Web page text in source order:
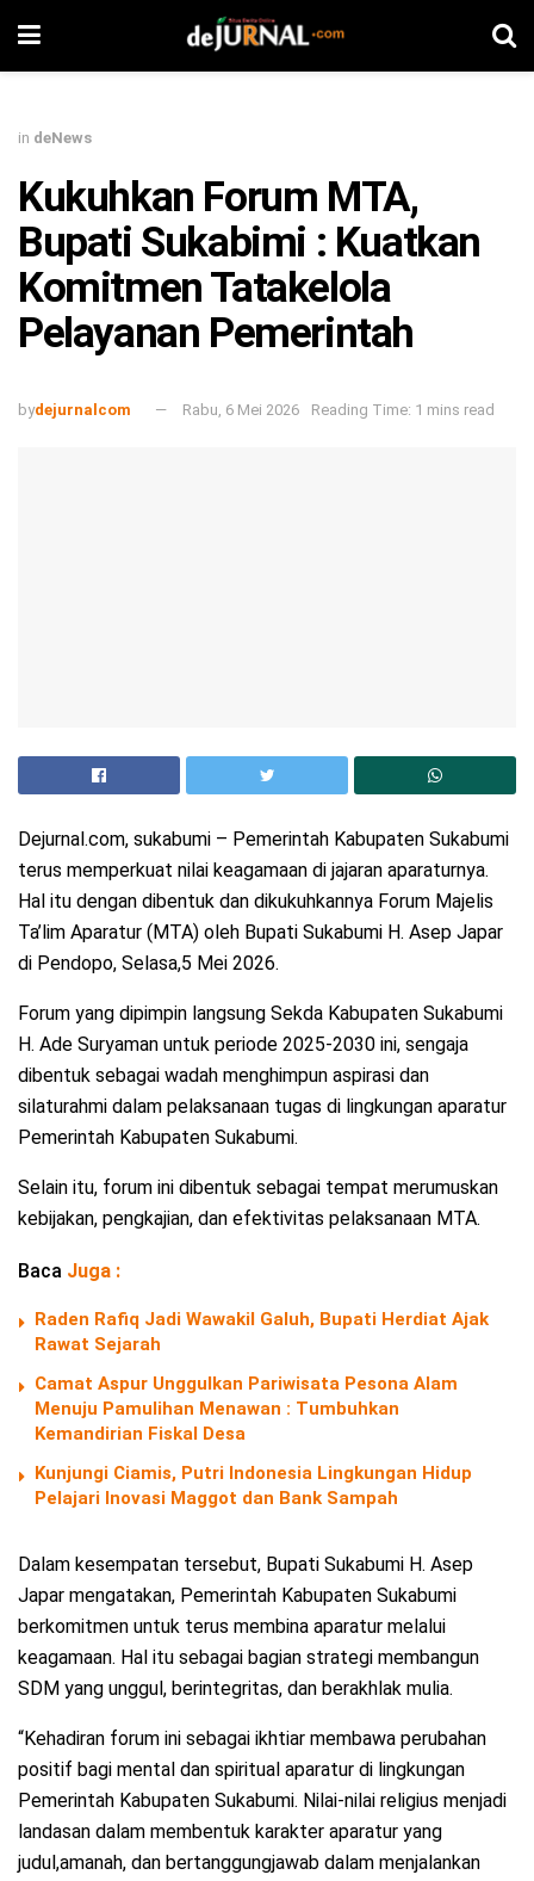
in deNews
Kukuhkan Forum MTA,
Bupati Sukabimi : Kuatkan
Komitmen Tatakelola
Pelayanan Pemerintah
bydejurnalcom Rabu, 6 Mei 2026 Reading Time: 1 mins read
Dejurnal.com, sukabumi – Pemerintah Kabupaten Sukabumi
terus memperkuat nilai keagamaan di jajaran aparaturnya.
Hal itu dengan dibentuk dan dikukuhkannya Forum Majelis
Ta’lim Aparatur (MTA) oleh Bupati Sukabumi H. Asep Japar
di Pendopo, Selasa,5 Mei 2026.
Forum yang dipimpin langsung Sekda Kabupaten Sukabumi
H. Ade Suryaman untuk periode 2025-2030 ini, sengaja
dibentuk sebagai wadah menghimpun aspirasi dan
silaturahmi dalam pelaksanaan tugas di lingkungan aparatur
Pemerintah Kabupaten Sukabumi.
Selain itu, forum ini dibentuk sebagai tempat merumuskan
kebijakan, pengkajian, dan efektivitas pelaksanaan MTA.
Baca Juga :
Raden Rafiq Jadi Wawakil Galuh, Bupati Herdiat Ajak
Rawat Sejarah
Camat Aspur Unggulkan Pariwisata Pesona Alam
Menuju Pamulihan Menawan : Tumbuhkan
Kemandirian Fiskal Desa
Kunjungi Ciamis, Putri Indonesia Lingkungan Hidup
Pelajari Inovasi Maggot dan Bank Sampah
Dalam kesempatan tersebut, Bupati Sukabumi H. Asep
Japar mengatakan, Pemerintah Kabupaten Sukabumi
berkomitmen untuk terus membina aparatur melalui
keagamaan. Hal itu sebagai bagian strategi membangun
SDM yang unggul, berintegritas, dan berakhlak mulia.
“Kehadiran forum ini sebagai ikhtiar membawa perubahan
positif bagi mental dan spiritual aparatur di lingkungan
Pemerintah Kabupaten Sukabumi. Nilai-nilai religius menjadi
landasan dalam membentuk karakter aparatur yang
judul,amanah, dan bertanggungjawab dalam menjalankan